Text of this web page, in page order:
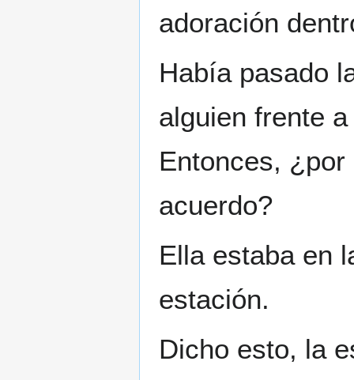
adoración
Había pasado
alguien frente
Entonces,
acuerdo?
Ella estaba en
estación.
Dicho esto, la